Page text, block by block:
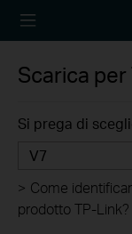
Scarica per
Si prega di
V7
> Come
prodotto TP-Link?